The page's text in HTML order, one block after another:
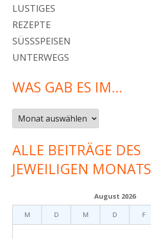
LUSTIGES
REZEPTE
SÜSSSPEISEN
UNTERWEGS
WAS GAB ES IM…
Was
gab
es
im…
ALLE BEITRÄGE DES
JEWEILIGEN MONATS
August 2026
M
D M D F